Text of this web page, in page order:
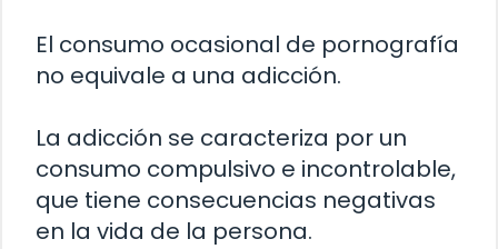
El consumo ocasional de pornografía
no equivale a una adicción.
La adicción se caracteriza por un
consumo compulsivo e incontrolable,
que tiene consecuencias negativas
en la vida de la persona.